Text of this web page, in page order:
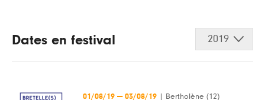
Dates en festival 2019
01/08/19 — 03/08/19 Bertholène (12)